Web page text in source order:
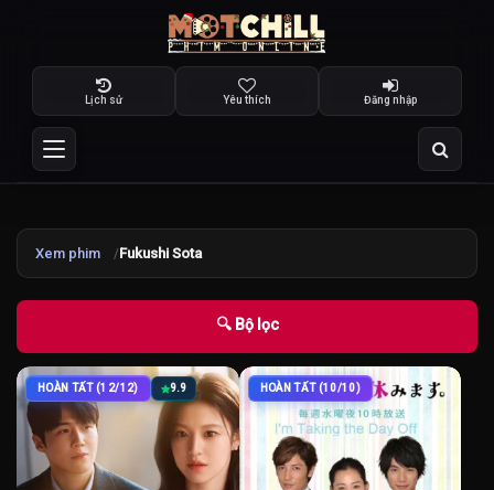
Lịch sử Yêu thích Đăng nhập
Xem phim Fukushi Sota
🔍 Bộ lọc
HOÀN TẤT (12/12) 9.9 HOÀN TẤT (10/10)